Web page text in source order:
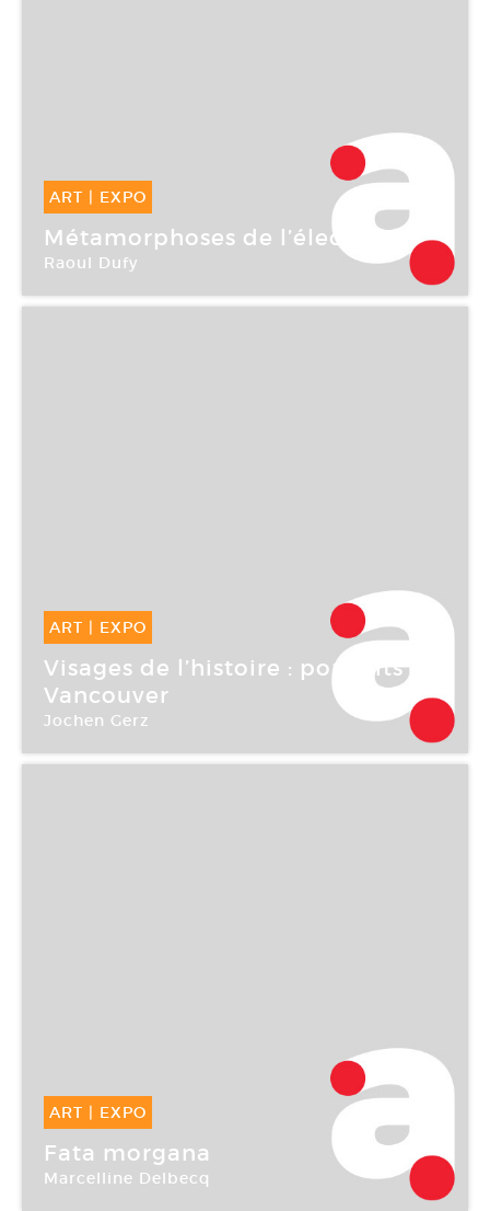
ART | EXPO
26 Mai -12 Sep 2004
Métamorphoses de l’électricité
Raoul Dufy
ART | EXPO
07 Mai -18 Sep 2004
Visages de l’histoire : portraits de
Vancouver
Jochen Gerz
ART | EXPO
19 Mai -11 Juin 2004
Fata morgana
Marcelline Delbecq